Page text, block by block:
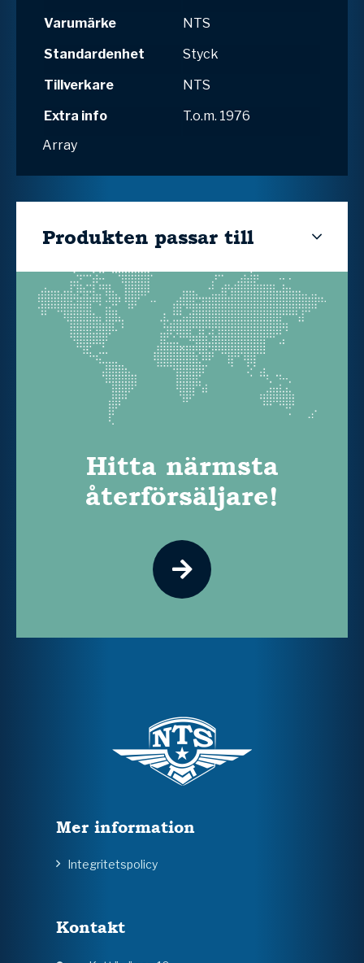
Varumärke
NTS
Standardenhet
Styck
Tillverkare
NTS
Extra info
T.o.m. 1976
Array
Produkten passar till
Hitta närmsta
återförsäljare!
Mer information
Integritetspolicy
Kontakt